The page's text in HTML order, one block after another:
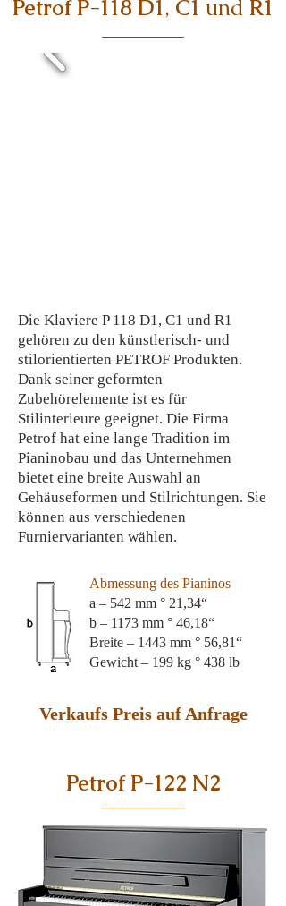
Petrof P-118 D1, C1 und R1
Die Klaviere P 118 D1, C1 und R1
gehören zu den künstlerisch- und
stilorientierten PETROF Produkten.
Dank seiner geformten
Zubehörelemente ist es für
Stilinterieure geeignet. Die Firma
Petrof hat eine lange Tradition im
Pianinobau und das Unternehmen
bietet eine breite Auswahl an
Gehäuseformen und Stilrichtungen. Sie
können aus verschiedenen
Furniervarianten wählen.
Abmessung des Pianinos
a – 542 mm ° 21,34“
b – 1173 mm ° 46,18“
Breite – 1443 mm ° 56,81“
Gewicht – 199 kg ° 438 lb
Verkaufs Preis auf Anfrage
Petrof P-122 N2